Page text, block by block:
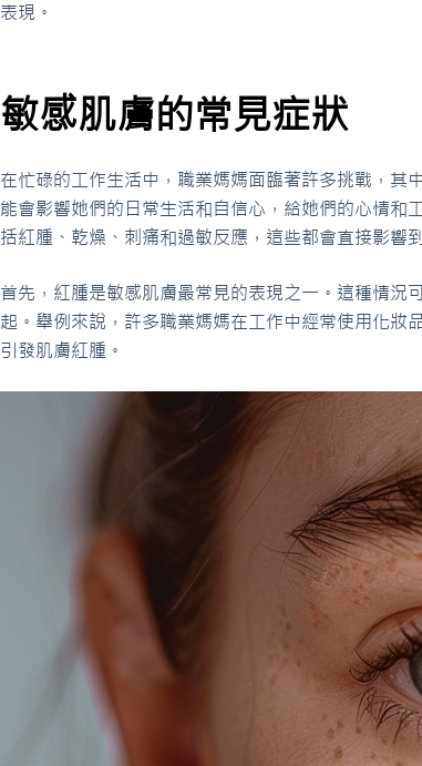
表現。
敏感肌膚的常見症狀
在忙碌的工作生活中，職業媽媽面臨著許多挑戰，其
能會影響她們的日常生活和自信心，給她們的心情和
括紅腫、乾燥、刺痛和過敏反應，這些都會直接影響
首先，紅腫是敏感肌膚最常見的表現之一。這種情況
起。舉例來說，許多職業媽媽在工作中經常使用化妝
引發肌膚紅腫。